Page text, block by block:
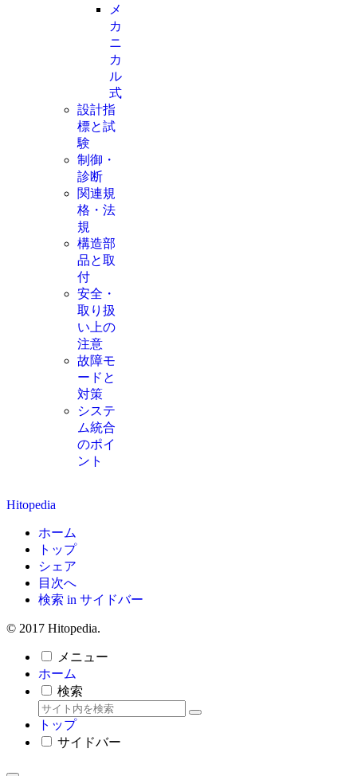
メ
カ
ニ
カ
ル
式
設計指
標と試
験
制御・
診断
関連規
格・法
規
構造部
品と取
付
安全・
取り扱
い上の
注意
故障モ
ードと
対策
システ
ム統合
のポイ
ント
Hitopedia
ホーム
トップ
シェア
目次へ
検索 in サイドバー
© 2017 Hitopedia.
メニュー
ホーム
検索
トップ
サイドバー